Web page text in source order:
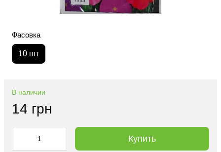
Фасовка
10 шт
В наличии
14 грн
Купить